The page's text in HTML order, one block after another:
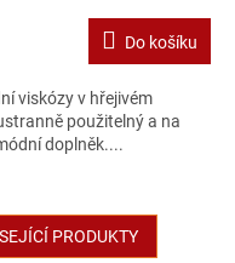
Do košíku
viskózy v hřejivém
použitelný a na
doplněk....
PRODUKTY